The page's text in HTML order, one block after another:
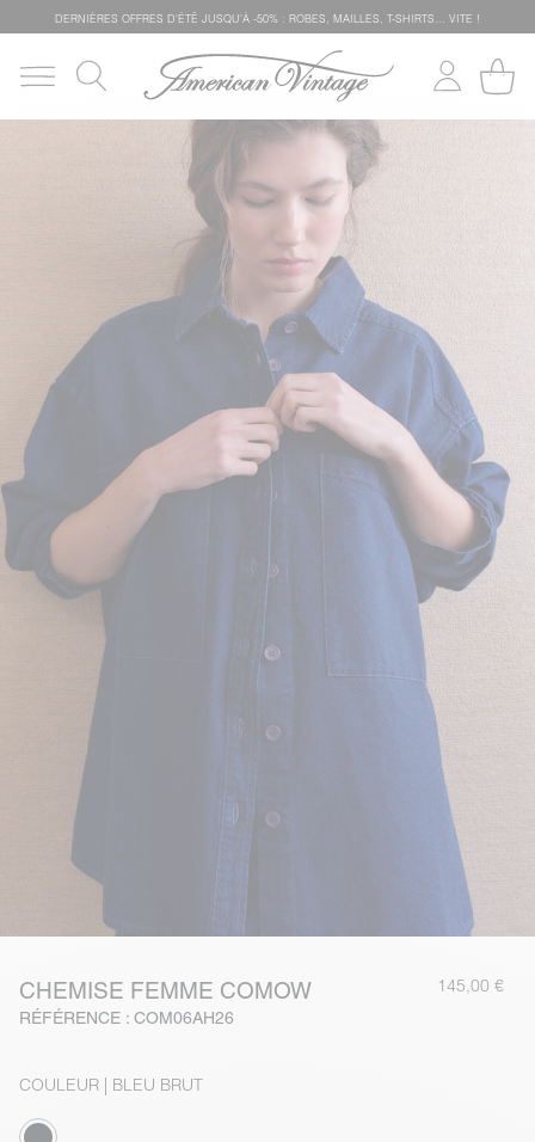
DERNIÈRES OFFRES D'ÉTÊ JUSQU'À -50% : ROBES, MAILLES, T-SHIRTS... VITE !
CHEMISE FEMME COMOW
RÉFÉRENCE : COM06AH26
145,00 €
COULEUR | BLEU BRUT